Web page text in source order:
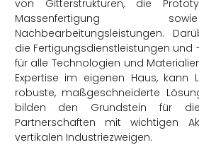
von Gitterstrukturen, die
Massenfertigung
Nachbearbeitungsleistungen.
die Fertigungsdienstleistungen und
für alle Technologien und
Expertise im eigenen Haus, kann
robuste, maßgeschneiderte
bilden den Grundstein für
Partnerschaften mit wichtigen
vertikalen Industriezweigen.